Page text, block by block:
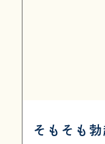
そもそも